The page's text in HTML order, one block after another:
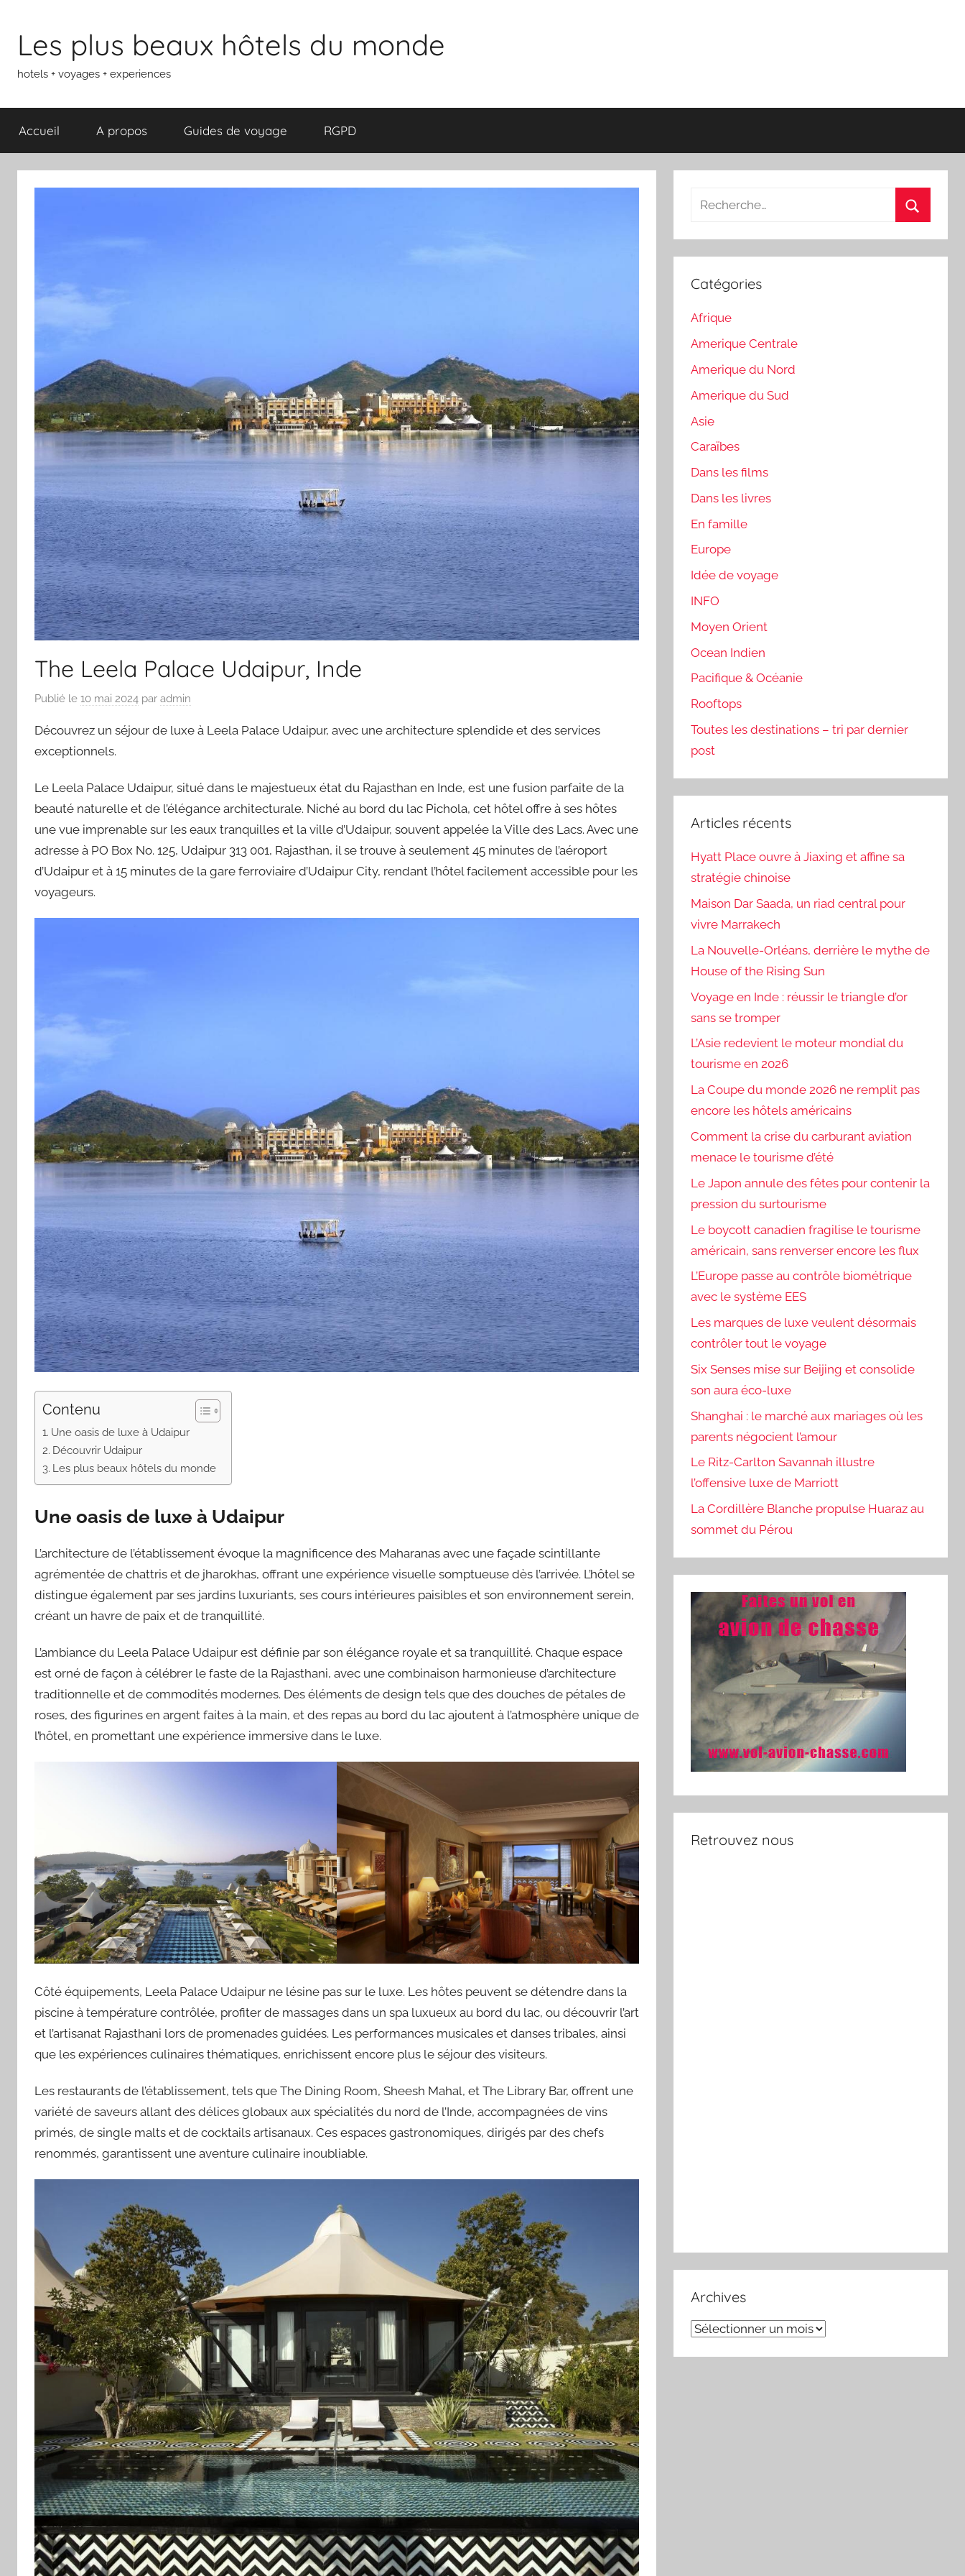
contenu
Les plus beaux hôtels du monde
hotels + voyages + experiences
Accueil A propos Guides de voyage RGPD
The Leela Palace Udaipur, Inde
Publié le 10 mai 2024 par admin
Découvrez un séjour de luxe à Leela Palace Udaipur, avec une architecture splendide et des services
exceptionnels.
Le Leela Palace Udaipur, situé dans le majestueux état du Rajasthan en Inde, est une fusion parfaite de la
beauté naturelle et de l’élégance architecturale. Niché au bord du lac Pichola, cet hôtel offre à ses hôtes
une vue imprenable sur les eaux tranquilles et la ville d’Udaipur, souvent appelée la Ville des Lacs. Avec une
adresse à PO Box No. 125, Udaipur 313 001, Rajasthan, il se trouve à seulement 45 minutes de l’aéroport
d’Udaipur et à 15 minutes de la gare ferroviaire d’Udaipur City, rendant l’hôtel facilement accessible pour les
voyageurs.
Contenu
Une oasis de luxe à Udaipur
Découvrir Udaipur
Les plus beaux hôtels du monde
Une oasis de luxe à Udaipur
L’architecture de l’établissement évoque la magnificence des Maharanas avec une façade scintillante
agrémentée de chattris et de jharokhas, offrant une expérience visuelle somptueuse dès l’arrivée. L’hôtel se
distingue également par ses jardins luxuriants, ses cours intérieures paisibles et son environnement serein,
créant un havre de paix et de tranquillité.
L’ambiance du Leela Palace Udaipur est définie par son élégance royale et sa tranquillité. Chaque espace
est orné de façon à célébrer le faste de la Rajasthani, avec une combinaison harmonieuse d’architecture
traditionnelle et de commodités modernes. Des éléments de design tels que des douches de pétales de
roses, des figurines en argent faites à la main, et des repas au bord du lac ajoutent à l’atmosphère unique de
l’hôtel, en promettant une expérience immersive dans le luxe.
Côté équipements, Leela Palace Udaipur ne lésine pas sur le luxe. Les hôtes peuvent se détendre dans la
piscine à température contrôlée, profiter de massages dans un spa luxueux au bord du lac, ou découvrir l’art
et l’artisanat Rajasthani lors de promenades guidées. Les performances musicales et danses tribales, ainsi
que les expériences culinaires thématiques, enrichissent encore plus le séjour des visiteurs.
Les restaurants de l’établissement, tels que The Dining Room, Sheesh Mahal, et The Library Bar, offrent une
variété de saveurs allant des délices globaux aux spécialités du nord de l’Inde, accompagnées de vins
primés, de single malts et de cocktails artisanaux. Ces espaces gastronomiques, dirigés par des chefs
renommés, garantissent une aventure culinaire inoubliable.
Recherche
:
Catégories
Afrique
Amerique Centrale
Amerique du Nord
Amerique du Sud
Asie
Caraïbes
Dans les films
Dans les livres
En famille
Europe
Idée de voyage
INFO
Moyen Orient
Ocean Indien
Pacifique & Océanie
Rooftops
Toutes les destinations – tri par dernier
post
Articles récents
Hyatt Place ouvre à Jiaxing et affine sa
stratégie chinoise
Maison Dar Saada, un riad central pour
vivre Marrakech
La Nouvelle-Orléans, derrière le mythe de
House of the Rising Sun
Voyage en Inde : réussir le triangle d’or
sans se tromper
L’Asie redevient le moteur mondial du
tourisme en 2026
La Coupe du monde 2026 ne remplit pas
encore les hôtels américains
Comment la crise du carburant aviation
menace le tourisme d’été
Le Japon annule des fêtes pour contenir la
pression du surtourisme
Le boycott canadien fragilise le tourisme
américain, sans renverser encore les flux
L’Europe passe au contrôle biométrique
avec le système EES
Les marques de luxe veulent désormais
contrôler tout le voyage
Six Senses mise sur Beijing et consolide
son aura éco-luxe
Shanghai : le marché aux mariages où les
parents négocient l’amour
Le Ritz-Carlton Savannah illustre
l’offensive luxe de Marriott
La Cordillère Blanche propulse Huaraz au
sommet du Pérou
Retrouvez nous
Archives
Archives